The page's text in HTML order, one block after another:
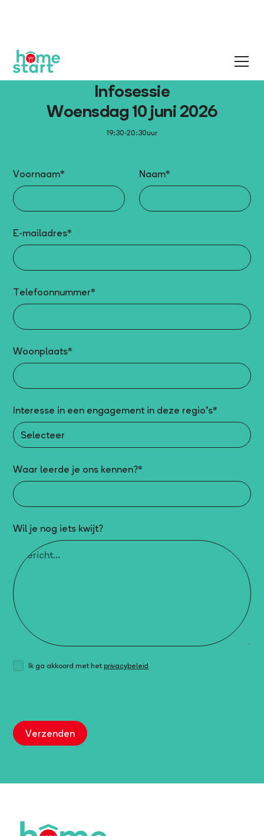
Infosessie
Woensdag 10 juni 2026
19:30-20:30uur
Voornaam* Naam*
E-mailadres*
Telefoonnummer*
Woonplaats*
Interesse in een engagement in deze regio’s*
Waar leerde je ons kennen?*
Wil je nog iets kwijt?
Ik ga akkoord met hetprivacybeleid